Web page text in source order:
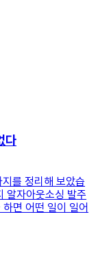
다
를 정리해 보았습
알자아웃소싱 발주
면 어떤 일이 일어